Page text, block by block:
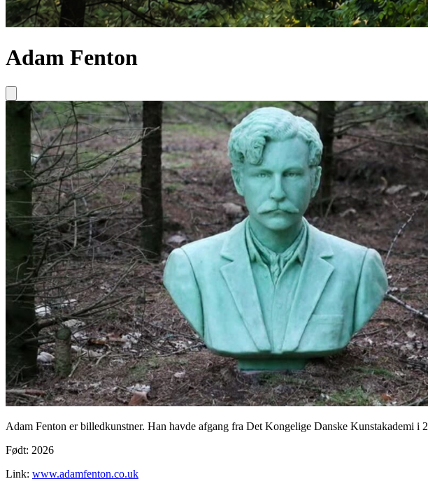
Adam Fenton
Adam Fenton er billedkunstner. Han havde afgang fra Det Kongelige Danske Kunstakademi i
Født: 2026
Link: www.adamfenton.co.uk